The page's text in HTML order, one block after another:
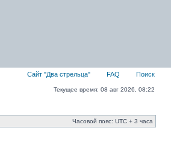
Сайт "Два стрельца" FAQ Поиск
Текущее время: 08 авг 2026, 08:22
Часовой пояс: UTC + 3 часа